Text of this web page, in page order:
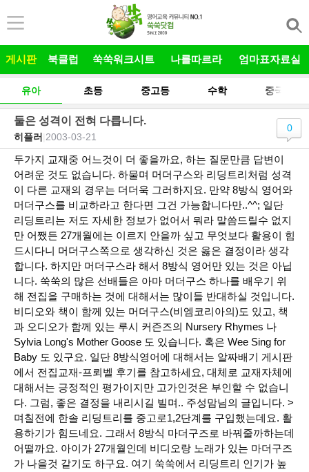
게시판 북클럽 쑥쑥워크시트 나를따르라 엄마표자료실
유아 초등 중고등 수학 중국어
둘은 성격이 전혀 다릅니다.
히플러 2003-03-21
0
두가지 교재중 어느것이 더 좋을까요, 하는 질문만큼 답변이
어려운 것도 없습니다. 하물며 머더구스와 리딩트리처럼 성격
이 다른 교재의 경우는 더더욱 그러하지요. 만약 8방식 영어와
머더구스를 비교하라고 한다면 그건 가능합니다만..^^; 일단
리딩트리는 저도 자세한 정보가 없어서 뭐라 말씀드릴수 없지
만 어쨌든 27개월에는 이르지 안을까 싶고 무엇보다 활용이 힘
드시다니 머더구스쪽으로 생각하신 것은 옳은 결정이라 생각
합니다. 하지만 머더구스라 해서 8방식 영어만 있는 것은 아닙
니다. 쑥쑥의 많은 선배들은 아마 머더구스 하나를 배우기 위
해 전집을 구매하는 것에 대해서는 많이들 반대하실 것입니다.
비디오와 책이 함께 있는 머더구스(비엠코리아의)도 있고, 책
과 오디오가 함께 있는 루시 커즌즈의 Nursery Rhymes 나
Sylvia Long's Mother Goose 도 있습니다. 혹은 Wee Sing for
Baby 도 있구요. 일단 8방식영어에 대해서는 알짜배기 게시판
에서 전집교재-프뢰벨 후기를 참고하세요, 대체로 교재자체에
대해서는 긍정적인 평가이지만 고가인것은 부인할 수 없습니
다. 그럼, 좋은 결정을 내리시길 빌며.. 주성맘님의 글입니다. >
며칠전에 한솔 리딩트리를 중고로1,2단계를 구입했는데요. 활
용하기가 힘드네요. 그래서 8방식 마더구즈로 바꿔줄까하는데
어떨까요. 아이가 27개월인데 비디오랑 노래가 있는 마더구즈
가 나을것 같기도 하구요. 여기 쑥쑥에서 리딩트리 인기가 높